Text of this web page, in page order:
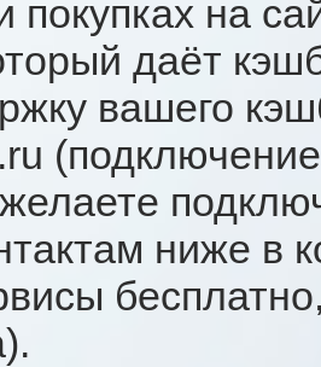
покупках на
даёт
вашего
ниже в